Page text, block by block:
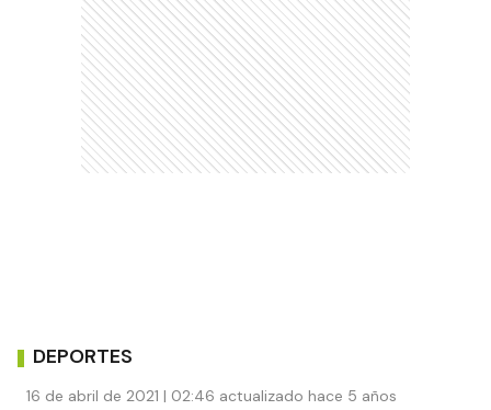
DEPORTES
16 de abril de 2021 | 02:46 actualizado hace 5 años